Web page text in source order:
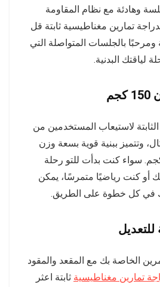
وهادئة مع نظام المقاومة
تمارين مغناطيسية ثابتة قل
ومرحبًا بالجلسات المتواصلة التي
لياقتك البدنية.
لاستيعاب المستخدمين من
وتتميز ببنية قوية بسعة وزن
تصل إلى 150 كجم. سواء كنت بدأت للتو رحلة
بك أو كنت رياضيًا متمرسًا، يمكن
في كل خطوة على الطريق.
للتعديل
الخاصة بك مع المقعد والمقود
تمارين مغناطيسية ثابتة اعثر